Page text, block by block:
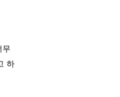
무
하